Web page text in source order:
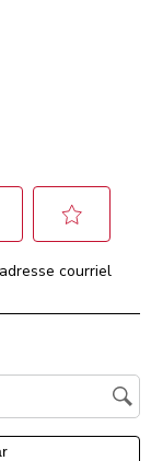
pour
l'article
courriel